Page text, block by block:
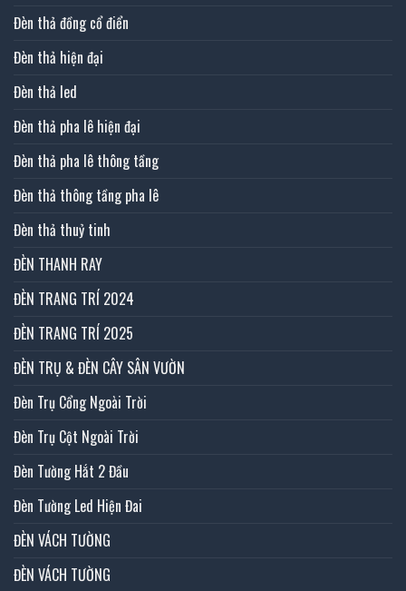
Đèn thả đồng cổ điển
Đèn thả hiện đại
Đèn thả led
Đèn thả pha lê hiện đại
Đèn thả pha lê thông tầng
Đèn thả thông tầng pha lê
Đèn thả thuỷ tinh
ĐÈN THANH RAY
ĐÈN TRANG TRÍ 2024
ĐÈN TRANG TRÍ 2025
ĐÈN TRỤ & ĐÈN CÂY SÂN VƯỜN
Đèn Trụ Cổng Ngoài Trời
Đèn Trụ Cột Ngoài Trời
Đèn Tường Hắt 2 Đầu
Đèn Tường Led Hiện Đai
ĐÈN VÁCH TƯỜNG
ĐÈN VÁCH TƯỜNG